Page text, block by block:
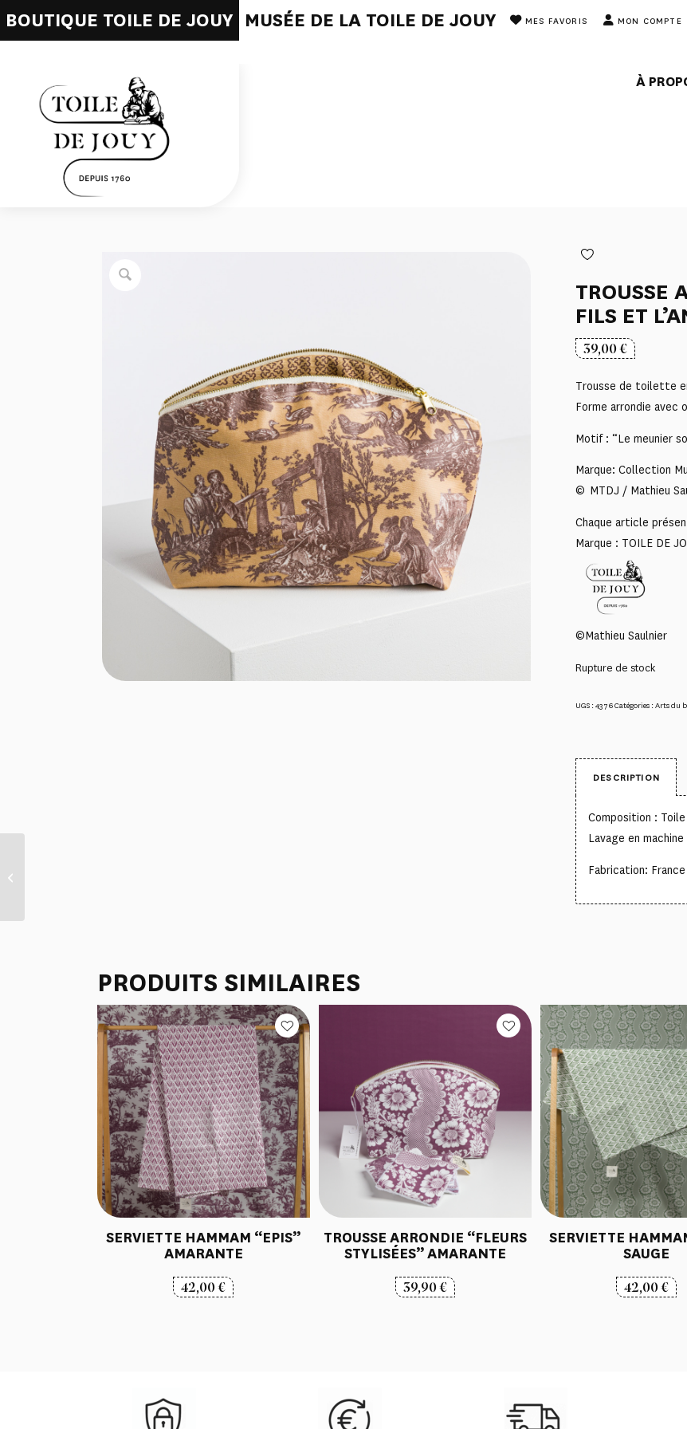
BOUTIQUE TOILE DE JOUY MUSÉE DE LA TOILE DE JOUY MES FAVORIS MON COMPTE
À
TROUSSE
FILS ET
39,00€
Trousse de toilette
Forme arrondie avec
Motif : “Le meunier
Marque: Collection
© MTDJ / Mathieu
Chaque article
Marque : TOILE DE
©Mathieu Saulnier
Rupture de stock
UGS :4376Catégories :Arts du
DESCRIPTION
Composition :
Lavage en machine
Fabrication: France
PRODUITS SIMILAIRES
SERVIETTE HAMMAM “EPIS”
AMARANTE
42,00€
TROUSSE ARRONDIE “FLEURS
STYLISÉES” AMARANTE
39,90€
SERVIETTE
SAUGE
42,00€